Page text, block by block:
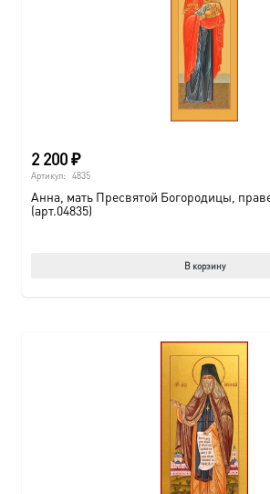
2 200₽
Артикул: 4835
Анна, мать Пресвятой Богородицы,
(арт.04835)
В корзину